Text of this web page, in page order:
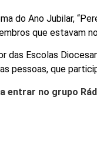
do Ano Jubilar,
que estavam
das Escolas
pessoas, que
entrar no grupo